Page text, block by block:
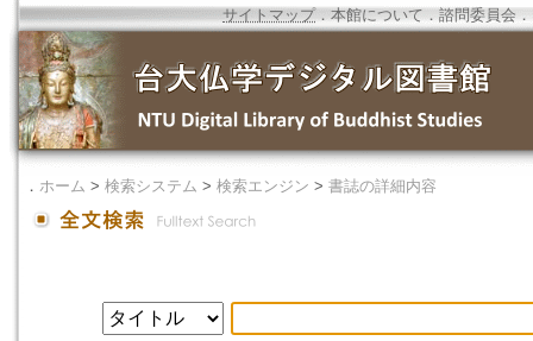
サイトマップ．本館について ． 諮問委員会 ．
． ホーム > 検索システム > 検索エンジン > 書誌の詳細内容